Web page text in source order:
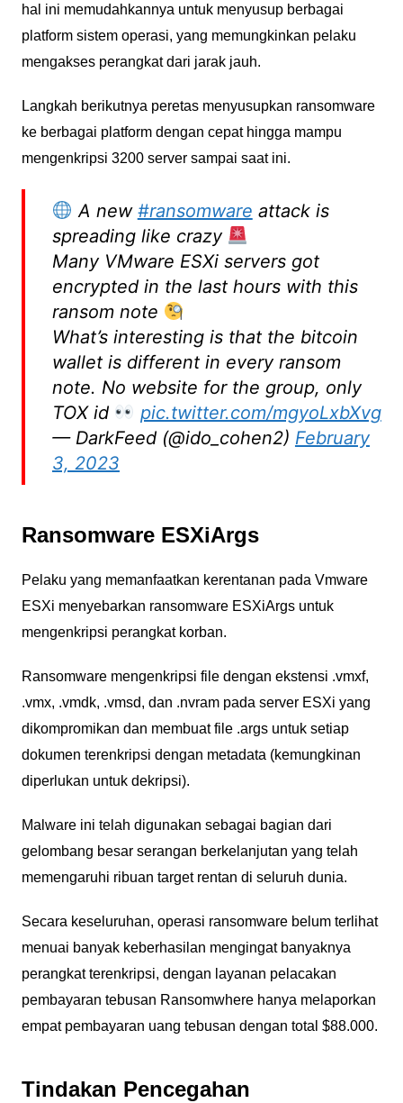
hal ini memudahkannya untuk menyusup berbagai
platform sistem operasi, yang memungkinkan pelaku
mengakses perangkat dari jarak jauh.
Langkah berikutnya peretas menyusupkan ransomware
ke berbagai platform dengan cepat hingga mampu
mengenkripsi 3200 server sampai saat ini.
A new #ransomware attack is
spreading like crazy
Many VMware ESXi servers got
encrypted in the last hours with this
ransom note
What’s interesting is that the bitcoin
wallet is different in every ransom
note. No website for the group, only
TOX id
pic.twitter.com/mgyoLxbXvg
— DarkFeed (@ido_cohen2) February
3, 2023
Ransomware ESXiArgs
Pelaku yang memanfaatkan kerentanan pada Vmware
ESXi menyebarkan ransomware ESXiArgs untuk
mengenkripsi perangkat korban.
Ransomware mengenkripsi file dengan ekstensi .vmxf,
.vmx, .vmdk, .vmsd, dan .nvram pada server ESXi yang
dikompromikan dan membuat file .args untuk setiap
dokumen terenkripsi dengan metadata (kemungkinan
diperlukan untuk dekripsi).
Malware ini telah digunakan sebagai bagian dari
gelombang besar serangan berkelanjutan yang telah
memengaruhi ribuan target rentan di seluruh dunia.
Secara keseluruhan, operasi ransomware belum terlihat
menuai banyak keberhasilan mengingat banyaknya
perangkat terenkripsi, dengan layanan pelacakan
pembayaran tebusan Ransomwhere hanya melaporkan
empat pembayaran uang tebusan dengan total $88.000.
Tindakan Pencegahan